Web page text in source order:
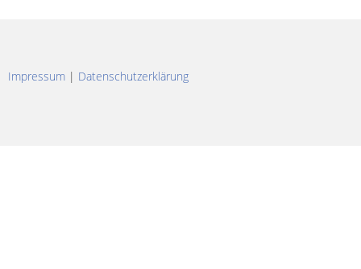
Impressum | Datenschutzerklärung